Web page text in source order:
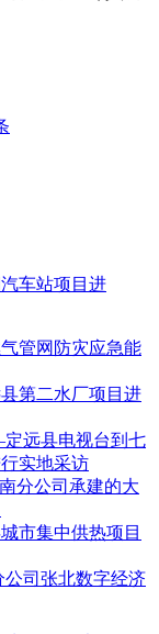
车站项目进
管网防灾应急能
第二水厂项目进
远县电视台到七
实地采访
分公司承建的大
市集中供热项目
司张北数字经济